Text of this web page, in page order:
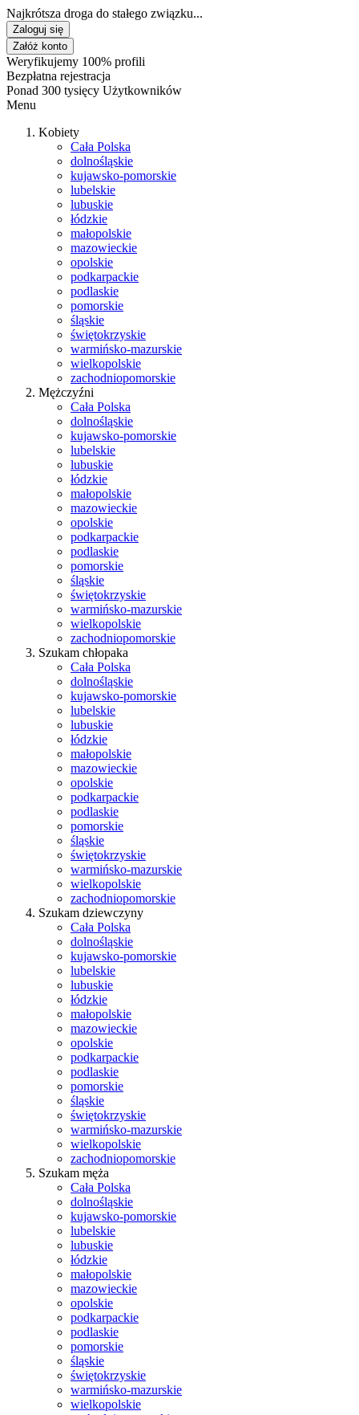
Najkrótsza droga do stałego związku...
Zaloguj się
Załóż konto
Weryfikujemy 100% profili
Bezpłatna rejestracja
Ponad 300 tysięcy Użytkowników
Menu
Kobiety
Cała Polska
dolnośląskie
kujawsko-pomorskie
lubelskie
lubuskie
łódzkie
małopolskie
mazowieckie
opolskie
podkarpackie
podlaskie
pomorskie
śląskie
świętokrzyskie
warmińsko-mazurskie
wielkopolskie
zachodniopomorskie
Mężczyźni
Cała Polska
dolnośląskie
kujawsko-pomorskie
lubelskie
lubuskie
łódzkie
małopolskie
mazowieckie
opolskie
podkarpackie
podlaskie
pomorskie
śląskie
świętokrzyskie
warmińsko-mazurskie
wielkopolskie
zachodniopomorskie
Szukam chłopaka
Cała Polska
dolnośląskie
kujawsko-pomorskie
lubelskie
lubuskie
łódzkie
małopolskie
mazowieckie
opolskie
podkarpackie
podlaskie
pomorskie
śląskie
świętokrzyskie
warmińsko-mazurskie
wielkopolskie
zachodniopomorskie
Szukam dziewczyny
Cała Polska
dolnośląskie
kujawsko-pomorskie
lubelskie
lubuskie
łódzkie
małopolskie
mazowieckie
opolskie
podkarpackie
podlaskie
pomorskie
śląskie
świętokrzyskie
warmińsko-mazurskie
wielkopolskie
zachodniopomorskie
Szukam męża
Cała Polska
dolnośląskie
kujawsko-pomorskie
lubelskie
lubuskie
łódzkie
małopolskie
mazowieckie
opolskie
podkarpackie
podlaskie
pomorskie
śląskie
świętokrzyskie
warmińsko-mazurskie
wielkopolskie